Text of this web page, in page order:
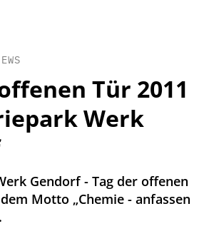
Tür 2011
Werk
Gendorf - Tag der offenen
Motto „Chemie - anfassen